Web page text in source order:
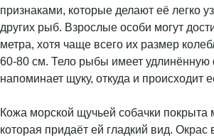
признаками, которые делают её легко
других рыб. Взрослые особи могут
метра, хотя чаще всего их размер
60-80 см. Тело рыбы имеет удлинённую
напоминает щуку, откуда и происходит
Кожа морской щучьей собачки покрыта
которая придаёт ей гладкий вид. Окрас